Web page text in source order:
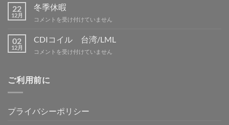
グ
吉
は
暇
案
内
22
12月
冬季休暇
冬
休
は
コメントを受け付けていません
02
12月
CDIコイル 台湾/LML
CDI
ル
台
コメントを受け付けていません
ご利用前に
プライバシーポリシー